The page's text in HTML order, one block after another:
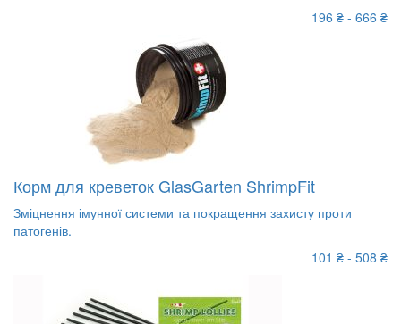
196 ₴ - 666 ₴
Корм для креветок GlasGarten ShrimpFit
Зміцнення імунної системи та покращення захисту проти
патогенів.
101 ₴ - 508 ₴